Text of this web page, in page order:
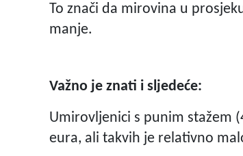
To znači da mirovina u
manje.
Važno je znati i sljedeće:
Umirovljenici s punim stažem
eura, ali takvih je relativno